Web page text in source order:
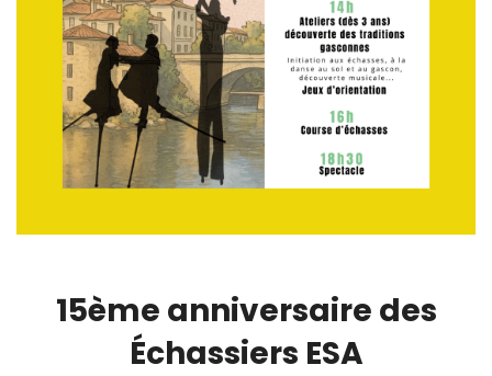
15ème anniversaire des
Échassiers ESA